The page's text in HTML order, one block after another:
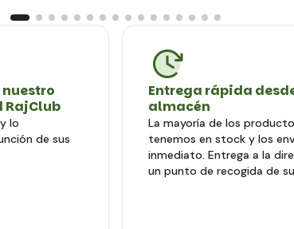
nuestro
RajClub
lo
de sus
Entrega rápida
almacén
La mayoría de los
tenemos en stock y los
inmediato. Entrega a la
un punto de recogida de